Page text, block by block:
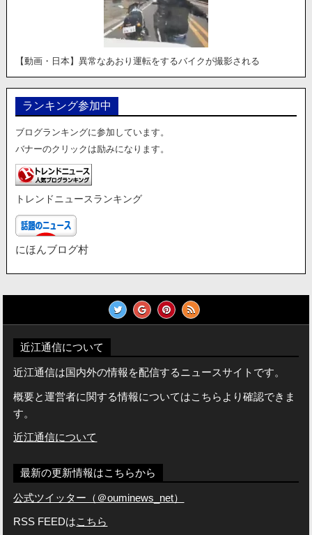
【動画・日本】異常なあおり運転をするバイクが撮影される
ランキング参加中
ブログランキングに参加しています。
バナーのクリックは励みになります。
トレンドニュースランキング
にほんブログ村
近江通信について
近江通信は国内外の情報を配信するニュースサイトです。
概要と運営者に関する情報についてはこちらより確認できま
す。
近江通信について
最新の更新情報はこちらから
公式ツイッター（＠ouminews_net）
RSS FEEDはこちら